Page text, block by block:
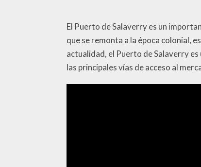
El Puerto de Salaverry es un
que se remonta a la época colonial,
actualidad, el Puerto de Salaverry
las principales vías de acceso al